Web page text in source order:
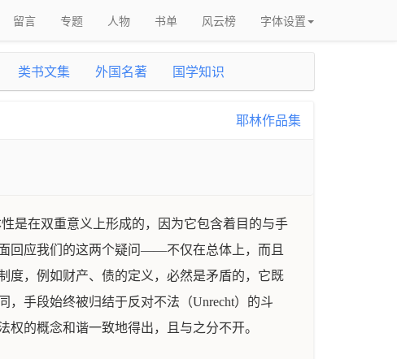
留言 专题 人物 书单 风云榜 字体设置
类书文集 外国名著 国学知识
耶林作品集
是在双重意义上形成的，因为它包含着目的与手
回应我们的这两个疑问——不仅在总体上，而且
度，例如财产、债的定义，必然是矛盾的，它既
手段始终被归结于反对不法（Unrecht）的斗
的概念和谐一致地得出，且与之分不开。